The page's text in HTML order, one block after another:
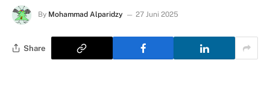
By Mohammad Alparidzy 27 Juni 2025
Share